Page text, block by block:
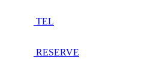
TEL
RESERVE